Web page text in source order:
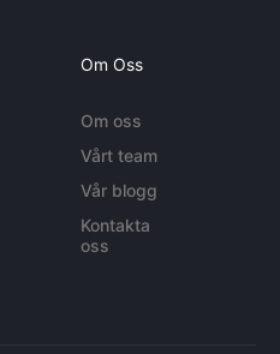
Om Oss
Om oss
Vårt team
Vår blogg
Kontakta
oss